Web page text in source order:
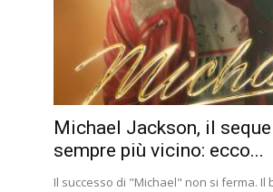
Michael Jackson, il
sempre più vicino: ecco...
Il successo di "Michael" non si ferma. Il